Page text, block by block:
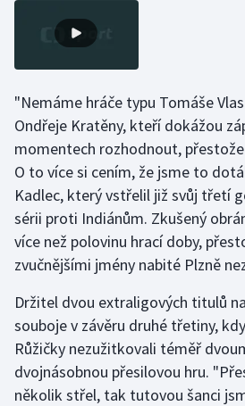
Lezení
Lyže a snowboard
Moderní pětiboj
Motorsport
Olympijské hry
Parasport
Plavání
Plážový volejbal
Ragby
"Nemáme hráče typu Tomáše
Ondřeje Kratěny, kteří dokážou
momentech rozhodnout,
O to více si cením, že jsme to
Kadlec, který vstřelil již svůj třetí
sérii proti Indiánům. Zkušený
více než polovinu hrací doby,
zvučnějšími jmény nabité Plzně
Držitel dvou extraligových titulů
souboje v závěru druhé třetiny,
Růžičky nezužitkovali téměř
dvojnásobnou přesilovou hru.
několik střel, tak tutovou šanci